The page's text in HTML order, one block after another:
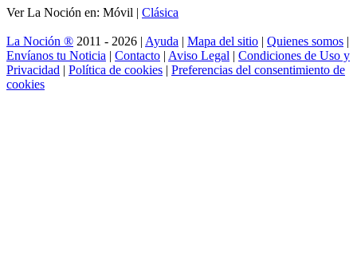
Ver La Noción en: Móvil | Clásica
La Noción ® 2011 - 2026 | Ayuda | Mapa del sitio | Quienes somos |
Envíanos tu Noticia | Contacto | Aviso Legal | Condiciones de Uso y
Privacidad | Política de cookies | Preferencias del consentimiento de
cookies